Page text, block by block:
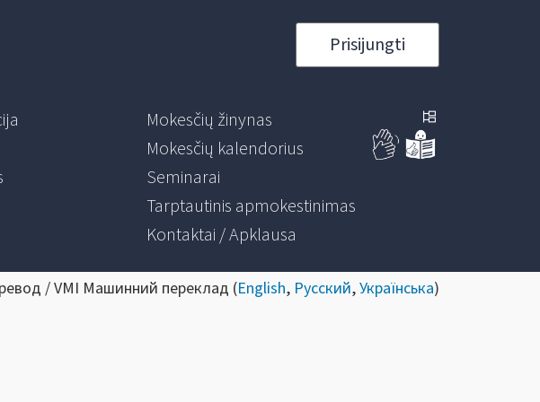
Prisijungti
Mokesčių žinynas
Mokesčių kalendorius
Seminarai
Tarptautinis apmokestinimas
Kontaktai / Apklausa
/ VMI Машинний переклад (English, Русский,Українська)